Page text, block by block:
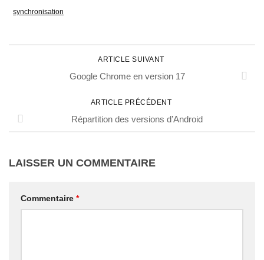
synchronisation
ARTICLE SUIVANT
Google Chrome en version 17
ARTICLE PRÉCÉDENT
Répartition des versions d’Android
LAISSER UN COMMENTAIRE
Commentaire *